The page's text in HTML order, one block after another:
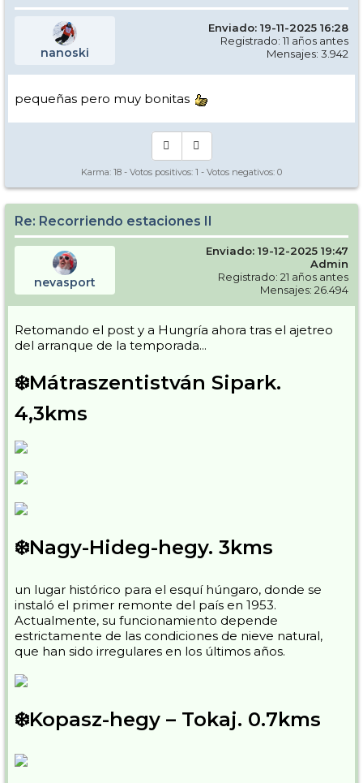
nanoski
Enviado: 19-11-2025 16:28
Registrado: 11 años antes
Mensajes: 3.942
pequeñas pero muy bonitas
Karma: 18 - Votos positivos: 1 - Votos negativos: 0
Re: Recorriendo estaciones II
nevasport
Enviado: 19-12-2025 19:47
Admin
Registrado: 21 años antes
Mensajes: 26.494
Retomando el post y a Hungría ahora tras el ajetreo
del arranque de la temporada...
❄️Mátraszentistván Sipark.
4,3kms
❄️Nagy-Hideg-hegy. 3kms
un lugar histórico para el esquí húngaro, donde se
instaló el primer remonte del país en 1953.
Actualmente, su funcionamiento depende
estrictamente de las condiciones de nieve natural,
que han sido irregulares en los últimos años.
❄️Kopasz-hegy – Tokaj. 0.7kms